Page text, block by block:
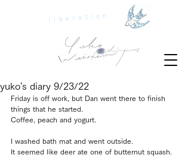
liberation
yuko's diary 9/23/22
Friday is off work, but Dan went there to finish
things that he started.
Coffee, peach and yogurt.
I washed bath mat and went outside.
It seemed like deer ate one of butternut squash.